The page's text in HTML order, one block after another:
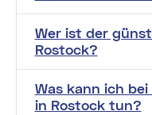
Wer ist der
Rostock?
Was kann ich
in Rostock tun?